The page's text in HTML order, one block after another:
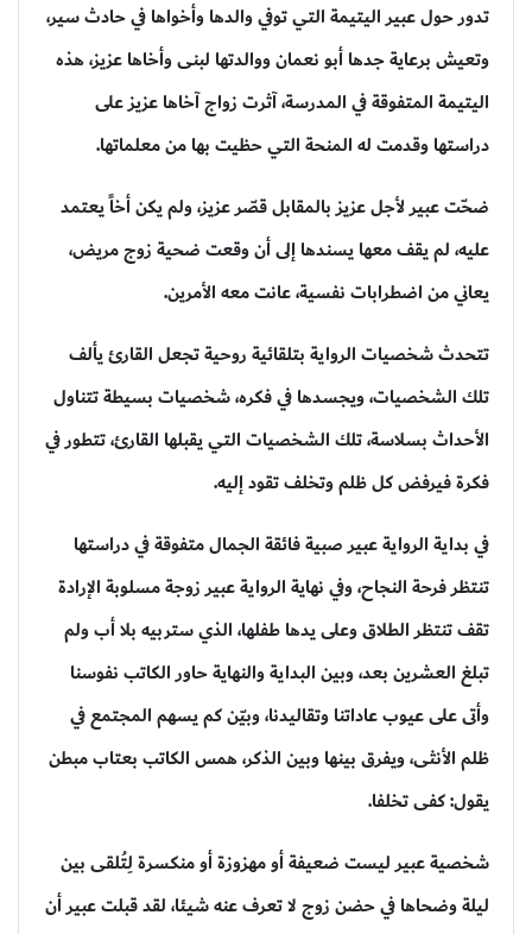
تدور حول عبير اليتيمة التي توفي والدها وأخواها في حادث سير،
وتعيش برعاية جدها أبو نعمان ووالدتها لبنى وأخاها عزيز، هذه
اليتيمة المتفوقة في المدرسة، آثرت زواج آخاها عزيز على
دراستها وقدمت له المنحة التي حظيت بها من معلماتها.
ضحّت عبير لأجل عزيز بالمقابل قصّر عزيز، ولم يكن أخاً يعتمد
عليه، لم يقف معها يسندها إلى أن وقعت ضحية زوج مريض،
يعاني من اضطرابات نفسية، عانت معه الأمرين.
تتحدث شخصيات الرواية بتلقائية روحية تجعل القارئ يألف
تلك الشخصيات، ويجسدها في فكره، شخصيات بسيطة تتناول
الأحداث بسلاسة، تلك الشخصيات التي يقبلها القارئ، تتطور في
فكرة فيرفض كل ظلم وتخلف تقود إليه.
في بداية الرواية عبير صبية فائقة الجمال متفوقة في دراستها
تنتظر فرحة النجاح، وفي نهاية الرواية عبير زوجة مسلوبة الإرادة
تقف تنتظر الطلاق وعلى يدها طفلها، الذي ستربيه بلا أب ولم
تبلغ العشرين بعد، وبين البداية والنهاية حاور الكاتب نفوسنا
وأتى على عيوب عاداتنا وتقاليدنا، وبيّن كم يسهم المجتمع في
ظلم الأنثى، ويفرق بينها وبين الذكر، همس الكاتب بعتاب مبطن
يقول: كفى تخلفا.
شخصية عبير ليست ضعيفة أو مهزوزة أو منكسرة لِتُلقى بين
ليلة وضحاها في حضن زوج لا تعرف عنه شيئا، لقد قبلت عبير أن